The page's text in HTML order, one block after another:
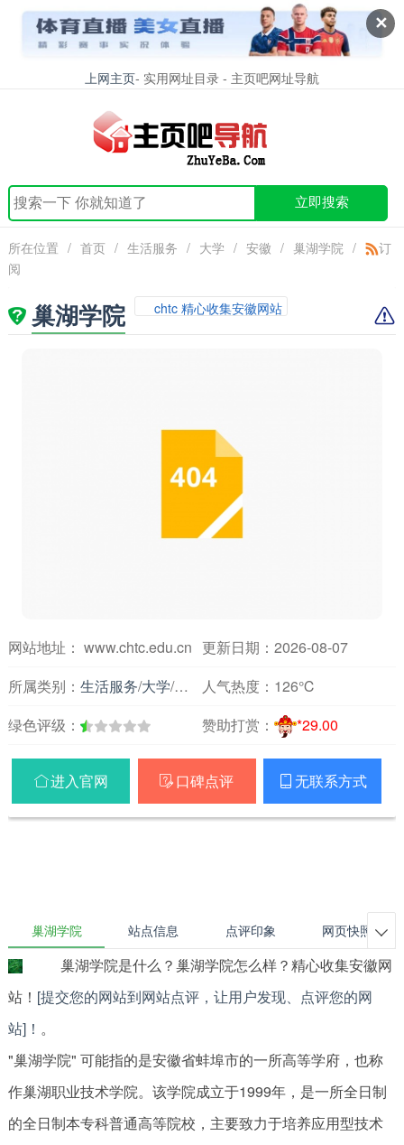
✕
上网主页- 实用网址目录 - 主页吧网址导航
立即搜索
所在位置 / 首页 / 生活服务 / 大学 / 安徽 / 巢湖学院 /
订
阅
巢湖学院 chtc 精心收集安徽网站
网站地址： www.chtc.edu.cn 更新日期：2026-08-07
所属类别： 生活服务/大学/安徽 人气热度： 126℃
绿色评级：
赞助打赏： *29.00
进入官网  口碑点评  无联系方式
巢湖学院 站点信息 点评印象 网页快照 
巢湖学院是什么？巢湖学院怎么样？精心收集安徽网
站！ [提交您的网站到网站点评，让用户发现、点评您的网
站]！ 。
"巢湖学院" 可能指的是安徽省蚌埠市的一所高等学府，也称
作巢湖职业技术学院。该学院成立于1999年，是一所全日制
的全日制本专科普通高等院校，主要致力于培养应用型技术